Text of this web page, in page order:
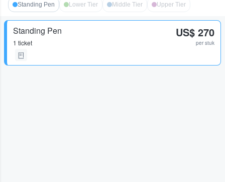
Standing Pen Lower Tier Middle Tier Upper Tier
Standing Pen
1 ticket
US$ 270
per stuk